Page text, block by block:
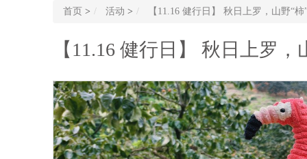
首页 > 活动 > 【11.16 健行日】 秋日上罗，山野“
【11.16 健行日】 秋日上罗